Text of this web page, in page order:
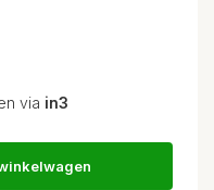
via in3